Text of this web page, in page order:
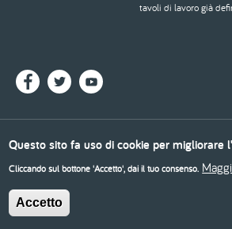
tavoli di lavoro già
© 2026 - Ordine degli Architetti, Pianificatori, Paesaggisti
Piè
di
pagina
Cookie policy
Questo sito fa uso di cookie per migliorare
Cliccando sul bottone 'Accetto', dai il tuo consenso.
Accetto